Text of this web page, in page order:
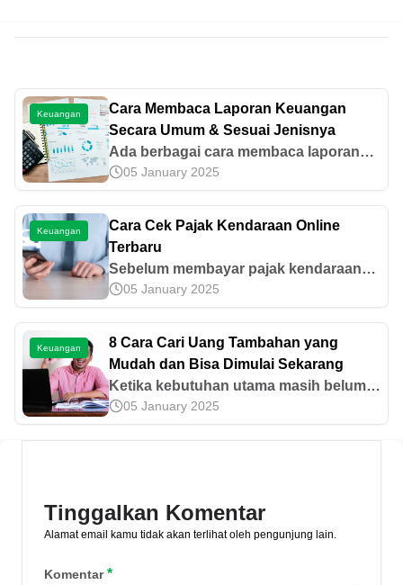
Keuangan
Cara Membaca Laporan Keuangan
Secara Umum & Sesuai Jenisnya
Ada berbagai cara membaca laporan
keuangan yang sesuai jenisnya, seperti
memantau laporan arus kas dan lain-
lain. Inilah pembahasan selengkapnya!
05 January 2025
Keuangan
Cara Cek Pajak Kendaraan Online
Terbaru
Sebelum membayar pajak kendaraan
bermotor, ketahui dulu besar nilainya.
Mari kenali cara cek pajak kendaraan
bermotor secara online di sini.
05 January 2025
Keuangan
8 Cara Cari Uang Tambahan yang
Mudah dan Bisa Dimulai Sekarang
Ketika kebutuhan utama masih belum
terpenuhi, cobalah cara mendapatkan
penghasilan tambahan yang mudah
05 January 2025
Tinggalkan Komentar
Alamat email kamu tidak akan terlihat oleh pengunjung lain.
Komentar*